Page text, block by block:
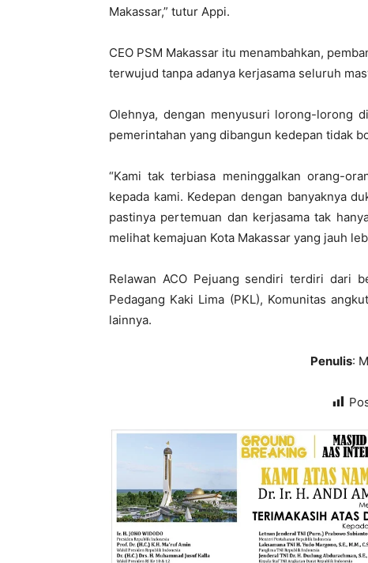
Makassar,” tutur Appi.
CEO PSM Makassar itu menambahkan,
terwujud tanpa adanya kerjasama seluruh
Olehnya, dengan menyusuri lorong-lorong
pemerintahan yang dibangun kedepan tidak
“Kami tak terbiasa meninggalkan orang-
kepada kami. Kedepan dengan banyaknya
pastinya pertemuan dan kerjasama tak
melihat kemajuan Kota Makassar yang jauh
Relawan ACO Pejuang sendiri terdiri dari
Pedagang Kaki Lima (PKL), Komunitas
lainnya.
Penulis: